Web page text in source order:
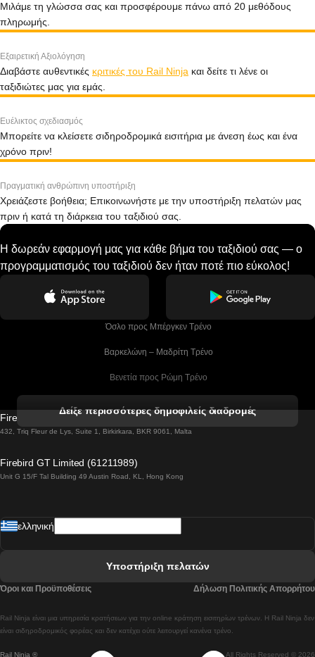
Μιλάμε τη γλώσσα σας και προσφέρουμε πάνω από 20 μεθόδους
πληρωμής.
Εξαιρετική Αξιολόγηση
Διαβάστε αυθεντικές κριτικές του Rail Ninja και δείτε τι λένε οι
ταξιδιώτες μας για εμάς.
Ευέλικτος σχεδιασμός
Μπορείτε να κλείσετε σιδηροδρομικά εισιτήρια με άνεση έως και ένα
χρόνο πριν!
Πραγματική ανθρώπινη υποστήριξη
Χρειάζεστε βοήθεια; Επικοινωνήστε με την υποστήριξη πελατών μας
πριν ή κατά τη διάρκεια του ταξιδιού σας.
Η δωρεάν εφαρμογή μας για κάθε βήμα του ταξιδιού σας — ο
προγραμματισμός του ταξιδιού δεν ήταν ποτέ πιο εύκολος!
Όσλο προς Μπέργκεν Tρένο
Βαρκελώνη – Μαδρίτη Tρένο
Βενετία προς Ρώμη Τρένο
Βιέννη προς Σάλτσμπουργκ Τρένα
Βουδαπέστη προς Πράγα Tρένο
Λισαβόνα προς Λάγος Tρένο
Δείξε περισσότερες δημοφιλείς διαδρομές
Firebird GT Limited (OC 1451)
432, Triq Fleur de Lys, Suite 1, Birkirkara, BKR 9061, Malta
Firebird GT Limited (61211989)
Unit G 15/F Tal Building 49 Austin Road, KL, Hong Kong
Rail Ninja ® All Rights Reserved © 2026
Rail Ninja είναι μια υπηρεσία κρατήσεων για την online κράτηση εισιτηρίων τρένων. Η Rail Ninja δεν
είναι σιδηροδρομικός φορέας και δεν κατέχει ούτε λειτουργεί κανένα τρένο.
ελληνική
Υποστήριξη πελατών
Όροι και Προϋποθέσεις Δήλωση Πολιτικής Απορρήτου